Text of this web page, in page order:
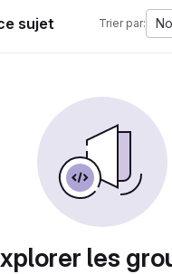
sujet Trier par:
les